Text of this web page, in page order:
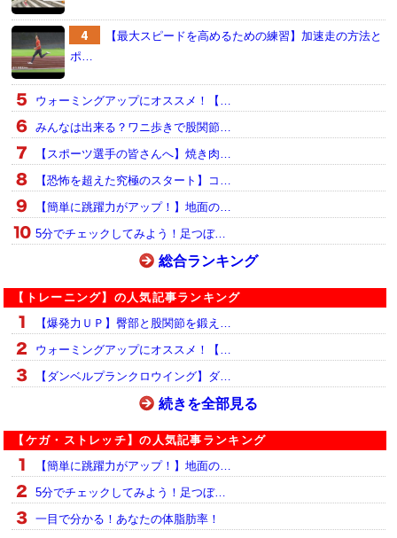
【最大スピードを高めるための練習】加速走の方法と
ポ…
ウォーミングアップにオススメ！【…
みんなは出来る？ワニ歩きで股関節…
【スポーツ選手の皆さんへ】焼き肉…
【恐怖を超えた究極のスタート】コ…
【簡単に跳躍力がアップ！】地面の…
5分でチェックしてみよう！足つぼ…
総合ランキング
【トレーニング】の人気記事ランキング
【爆発力ＵＰ】臀部と股関節を鍛え…
ウォーミングアップにオススメ！【…
【ダンベルプランクロウイング】ダ…
続きを全部見る
【ケガ・ストレッチ】の人気記事ランキング
【簡単に跳躍力がアップ！】地面の…
5分でチェックしてみよう！足つぼ…
一目で分かる！あなたの体脂肪率！